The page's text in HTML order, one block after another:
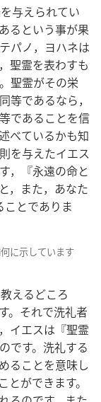
与えられてい
るという事が果
パノ，ヨハネは
聖霊を表わすも
聖霊がその栄
等であるなら，
であることを信
べているかも知
を与えたイエス
，『永遠の命と
，また，あなた
とでありま
に示しています
えるどころ
。それで洗礼者
イエスは『聖霊
です。洗礼する
ることを意味し
ができます。